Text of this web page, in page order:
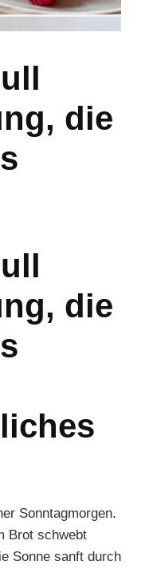
die
die
Sonntagmorgen.
Brot schwebt
Sonne sanft durch